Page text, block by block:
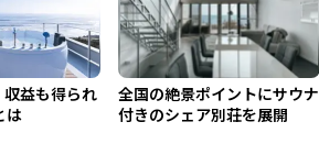
収益も得られ
は
全国の絶景ポイントにサウナ
付きのシェア別荘を展開